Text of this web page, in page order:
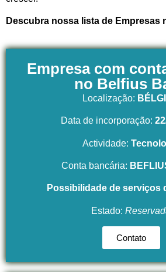
Descubra nossa lista de Empresas
Empresa com
no Belfius
Localização:
Data de incorporação:
Actividade:
Conta bancária:
Possibilidade de serviços
Estado:
Contato